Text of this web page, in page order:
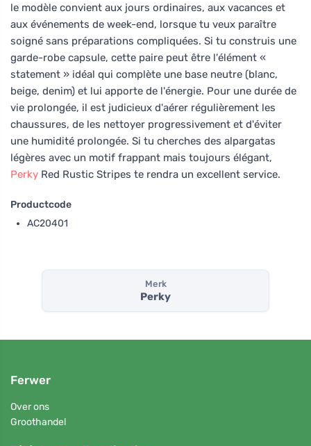
le modèle convient aux jours ordinaires, aux vacances et
aux événements de week-end, lorsque tu veux paraître
soigné sans préparations compliquées. Si tu construis une
garde-robe capsule, cette paire peut être l'élément «
statement » idéal qui complète une base neutre (blanc,
beige, denim) et lui apporte de l'énergie. Pour une durée de
vie prolongée, il est judicieux d'aérer régulièrement les
chaussures, de les nettoyer progressivement et d'éviter
une humidité prolongée. Si tu cherches des alpargatas
légères avec un motif frappant mais toujours élégant,
Perky Red Rustic Stripes te rendra un excellent service.
Productcode
AC20401
Merk
Perky
Ferwer
Over ons
Groothandel